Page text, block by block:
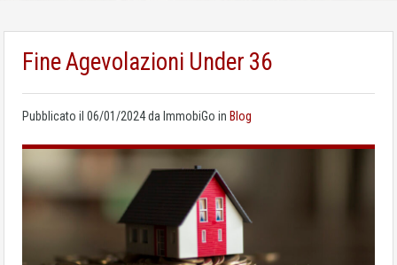
Fine Agevolazioni Under 36
Pubblicato il 06/01/2024da ImmobiGo in Blog